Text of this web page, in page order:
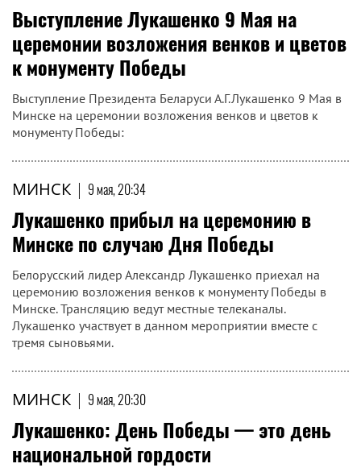
Выступление Лукашенко 9 Мая на
церемонии возложения венков и цветов
к монументу Победы
Выступление Президента Беларуси А.Г.Лукашенко 9 Мая в
Минске на церемонии возложения венков и цветов к
монументу Победы:
МИНСК | 9 мая, 20:34
Лукашенко прибыл на церемонию в
Минске по случаю Дня Победы
Белорусский лидер Александр Лукашенко приехал на
церемонию возложения венков к монументу Победы в
Минске. Трансляцию ведут местные телеканалы.
Лукашенко участвует в данном мероприятии вместе с
тремя сыновьями.
МИНСК | 9 мая, 20:30
Лукашенко: День Победы — это день
национальной гордости